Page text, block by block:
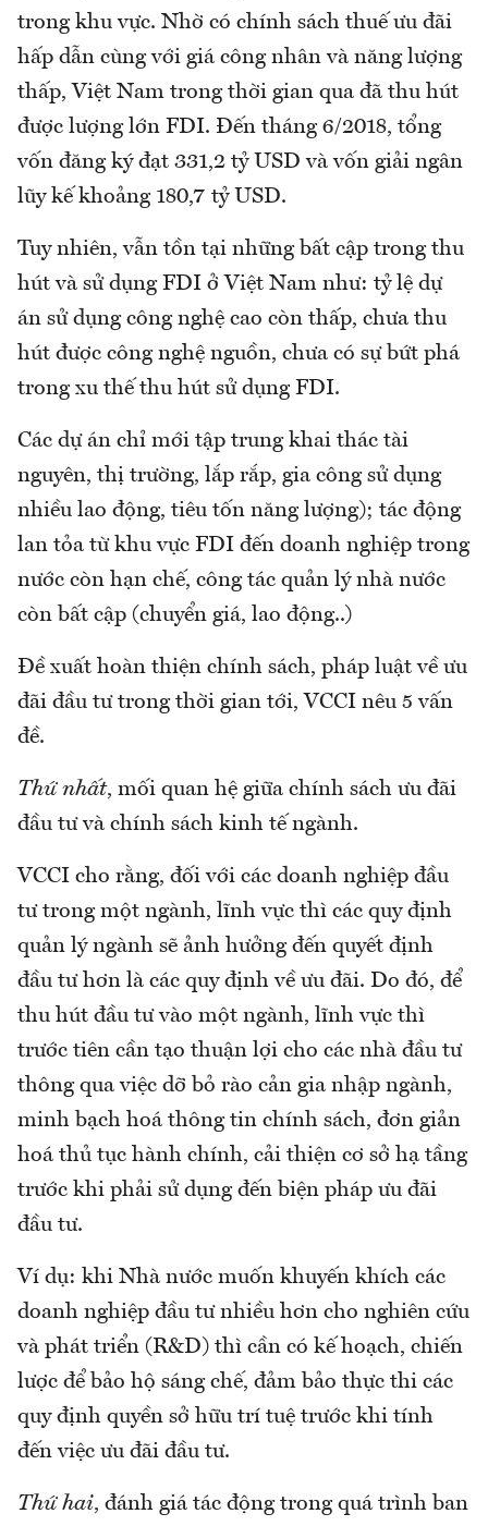
trong khu vực. Nhờ có chính sách thuế ưu đãi
hấp dẫn cùng với giá công nhân và năng lượng
thấp, Việt Nam trong thời gian qua đã thu hút
được lượng lớn FDI. Đến tháng 6/2018, tổng
vốn đăng ký đạt 331,2 tỷ USD và vốn giải ngân
lũy kế khoảng 180,7 tỷ USD.
Tuy nhiên, vẫn tồn tại những bất cập trong thu
hút và sử dụng FDI ở Việt Nam như: tỷ lệ dự
án sử dụng công nghệ cao còn thấp, chưa thu
hút được công nghệ nguồn, chưa có sự bứt phá
trong xu thế thu hút sử dụng FDI.
Các dự án chỉ mới tập trung khai thác tài
nguyên, thị trường, lắp rắp, gia công sử dụng
nhiều lao động, tiêu tốn năng lượng); tác động
lan tỏa từ khu vực FDI đến doanh nghiệp trong
nước còn hạn chế, công tác quản lý nhà nước
còn bất cập (chuyển giá, lao động..)
Đề xuất hoàn thiện chính sách, pháp luật về ưu
đãi đầu tư trong thời gian tới, VCCI nêu 5 vấn
đề.
Thứ nhất, mối quan hệ giữa chính sách ưu đãi
đầu tư và chính sách kinh tế ngành.
VCCI cho rằng, đối với các doanh nghiệp đầu
tư trong một ngành, lĩnh vực thì các quy định
quản lý ngành sẽ ảnh hưởng đến quyết định
đầu tư hơn là các quy định về ưu đãi. Do đó, để
thu hút đầu tư vào một ngành, lĩnh vực thì
trước tiên cần tạo thuận lợi cho các nhà đầu tư
thông qua việc dỡ bỏ rào cản gia nhập ngành,
minh bạch hoá thông tin chính sách, đơn giản
hoá thủ tục hành chính, cải thiện cơ sở hạ tầng
trước khi phải sử dụng đến biện pháp ưu đãi
đầu tư.
Ví dụ: khi Nhà nước muốn khuyến khích các
doanh nghiệp đầu tư nhiều hơn cho nghiên cứu
và phát triển (R&D) thì cần có kế hoạch, chiến
lược để bảo hộ sáng chế, đảm bảo thực thi các
quy định quyền sở hữu trí tuệ trước khi tính
đến việc ưu đãi đầu tư.
Thứ hai, đánh giá tác động trong quá trình ban